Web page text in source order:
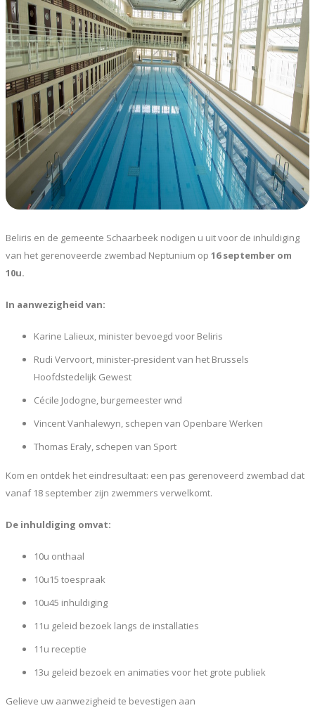
Beliris en de gemeente Schaarbeek nodigen u uit voor de inhuldiging
van het gerenoveerde zwembad Neptunium op 16 september om
10u.
In aanwezigheid van:
Karine Lalieux, minister bevoegd voor Beliris
Rudi Vervoort, minister-president van het Brussels
Hoofdstedelijk Gewest
Cécile Jodogne, burgemeester wnd
Vincent Vanhalewyn, schepen van Openbare Werken
Thomas Eraly, schepen van Sport
Kom en ontdek het eindresultaat: een pas gerenoveerd zwembad dat
vanaf 18 september zijn zwemmers verwelkomt.
De inhuldiging omvat:
10u onthaal
10u15 toespraak
10u45 inhuldiging
11u geleid bezoek langs de installaties
11u receptie
13u geleid bezoek en animaties voor het grote publiek
Gelieve uw aanwezigheid te bevestigen aan